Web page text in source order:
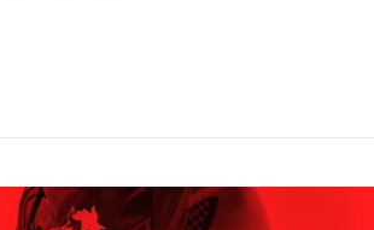
※ 交易是否成功請以「AFTEE先享後付 」之結帳頁面顯
是否繳費成功／繳費後需取消欲退款等相關疑問，請聯繫
付款後萊爾富取貨